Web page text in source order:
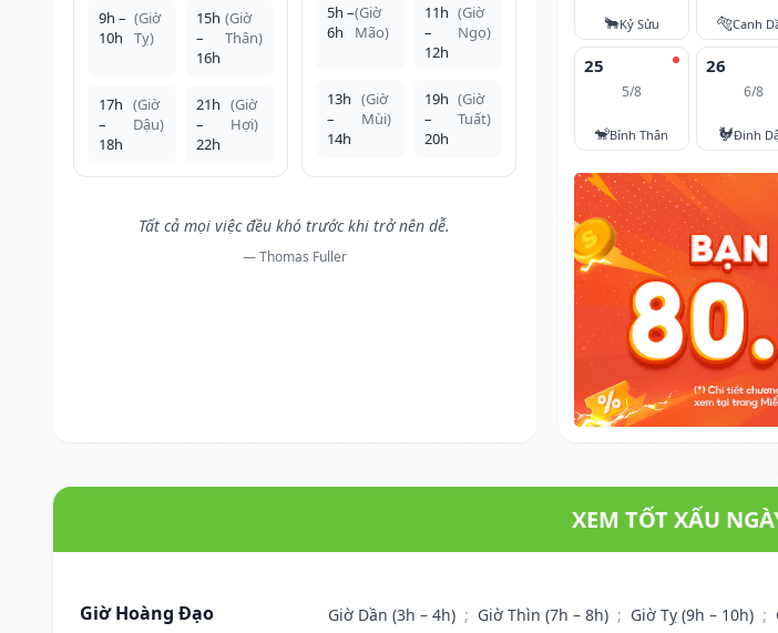
9h –
10h
(Giờ
Tỵ)
15h
–
16h
(Giờ
Thân)
17h
–
18h
(Giờ
Dậu)
21h
–
22h
(Giờ
Hợi)
5h –
6h
(Giờ
Mão)
11h
–
12h
(Giờ
Ngọ)
13h
–
14h
(Giờ
Mùi)
19h
–
20h
(Giờ
Tuất)
Tất cả mọi việc đều khó trước khi trở nên dễ.
— Thomas Fuller
🐂Kỷ Sửu 🐅Canh
25
5/8
🐒Bính Thân
26
6/8
🐓Đinh
XEM TỐT XẤU
Giờ Hoàng Đạo Giờ Dần (3h – 4h) ; Giờ Thìn (7h – 8h) ; Giờ Tỵ (9h – 10h) ;